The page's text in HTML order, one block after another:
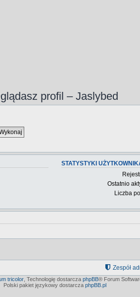
profil – Jaslybed
STATYSTYKI
Ostatnio
Liczba
Zespół
tricolor, Technologię dostarcza phpBB® Forum
Polski pakiet językowy dostarcza phpBB.pl